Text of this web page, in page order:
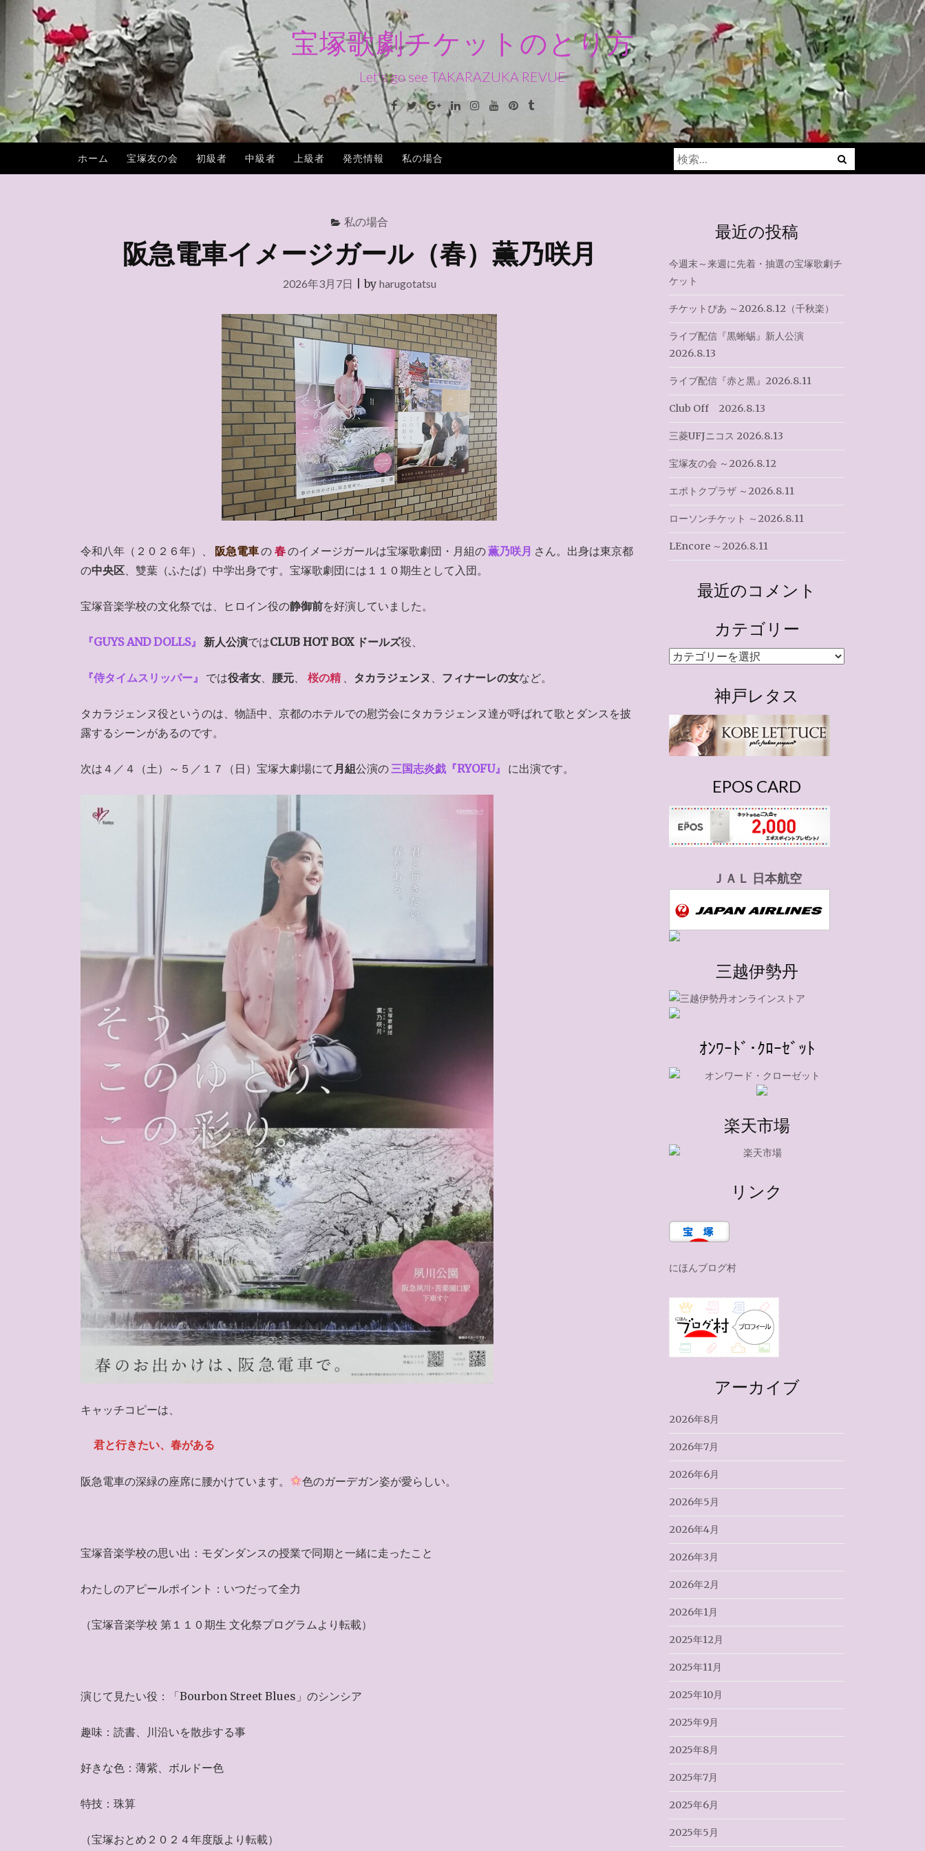
へ
ス
キ
宝塚歌劇チケットのとり方
Let's go see TAKARAZUKA REVUE
Facebook
TwitterGoogle+LinkedinInstagramYoutubePinterest
Tumblr
ホーム 宝塚友の会 初級者 中級者 上級者 発売情報 私の場合
検
索:
私の場合
阪急電車イメージガール（春）薫乃咲月
2026年3月7日 |by harugotatsu
令和八年（２０２６年）、 阪急電車の 春のイメージガールは宝塚歌劇団・月組の薫乃咲月 さん。出身は東京都
の中央区、雙葉（ふたば）中学出身です。宝塚歌劇団には１１０期生として入団。
宝塚音楽学校の文化祭では、ヒロイン役の静御前を好演していました。
『GUYS AND DOLLS』 新人公演ではCLUB HOT BOX ドールズ役、
『侍タイムスリッパー』 では役者女、 腰元、 桜の精 、 タカラジェンヌ 、 フィナーレの女など。
タカラジェンヌ役というのは、物語中、京都のホテルでの慰労会にタカラジェンヌ達が呼ばれて歌とダンスを披
露するシーンがあるのです。
次は４／４（土）～５／１７（日）宝塚大劇場にて 月組公演の三国志炎戯『RYOFU』 に出演です。
キャッチコピーは、
君と行きたい、春がある
阪急電車の深緑の座席に腰かけています。 色のガーデガン姿が愛らしい。
宝塚音楽学校の思い出：モダンダンスの授業で同期と一緒に走ったこと
わたしのアピールポイント：いつだって全力
（宝塚音楽学校 第１１０期生 文化祭プログラムより転載）
演じて見たい役：「Bourbon Street Blues」のシンシア
趣味：読書、川沿いを散歩する事
好きな色：薄紫、ボルドー色
特技：珠算
（宝塚おとめ２０２４年度版より転載）
最近の投稿
今週末～来週に先着・抽選の宝塚歌劇チ
ケット
チケットぴあ ～2026.8.12（千秋楽）
ライブ配信『黒蜥蜴』新人公演
2026.8.13
ライブ配信『赤と黒』2026.8.11
Club Off 2026.8.13
三菱UFJニコス 2026.8.13
宝塚友の会 ～2026.8.12
エポトクプラザ ～2026.8.11
ローソンチケット ～2026.8.11
LEncore ～2026.8.11
最近のコメント
カテゴリー
カ
ー
神戸レタス
EPOS CARD
ＪＡＬ 日本航空
三越伊勢丹
ｵﾝﾜｰﾄﾞ･ｸﾛｰｾﾞｯﾄ
楽天市場
リンク
にほんブログ村
アーカイブ
2026年8月
2026年7月
2026年6月
2026年5月
2026年4月
2026年3月
2026年2月
2026年1月
2025年12月
2025年11月
2025年10月
2025年9月
2025年8月
2025年7月
2025年6月
2025年5月